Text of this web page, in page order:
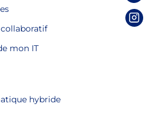
mon IT
hybride